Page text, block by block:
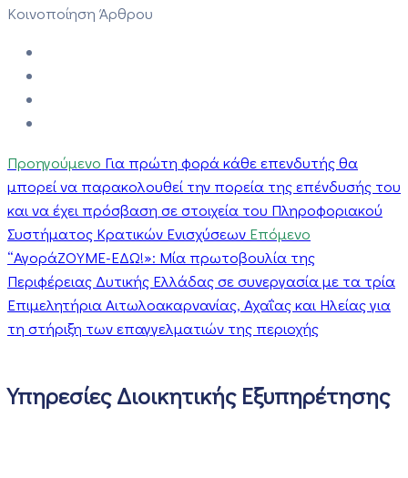
Κοινοποίηση Άρθρου
Προηγούμενο Για πρώτη φορά κάθε επενδυτής θα
μπορεί να παρακολουθεί την πορεία της επένδυσής του
και να έχει πρόσβαση σε στοιχεία του Πληροφοριακού
Συστήματος Κρατικών Ενισχύσεων Επόμενο
“ΑγοράΖΟΥΜΕ-ΕΔΩ!»: Μία πρωτοβουλία της
Περιφέρειας Δυτικής Ελλάδας σε συνεργασία με τα τρία
Επιμελητήρια Αιτωλοακαρνανίας, Αχαΐας και Ηλείας για
τη στήριξη των επαγγελματιών της περιοχής
Υπηρεσίες Διοικητικής Εξυπηρέτησης